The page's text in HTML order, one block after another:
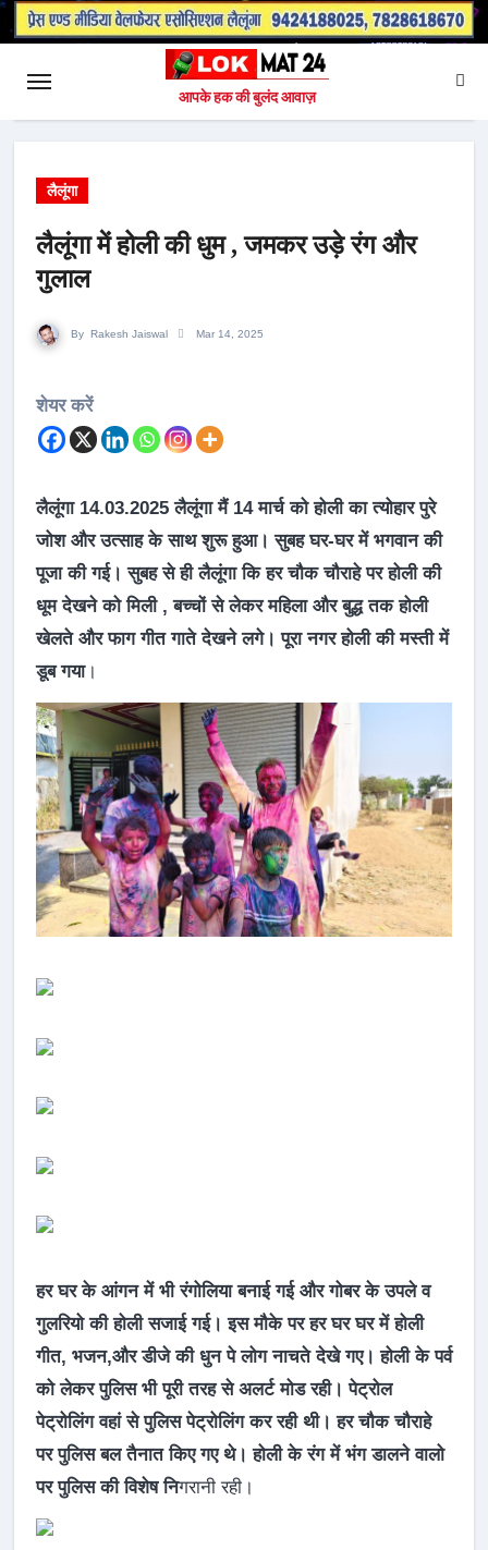
आपके हक की बुलंद आवाज़
लैलूंगा
लैलूंगा में होली की धुम , जमकर उड़े रंग और
गुलाल
By Rakesh Jaiswal Mar 14, 2025
शेयर करें
लैलूंगा 14.03.2025 लैलूंगा मैं 14 मार्च को होली का त्योहार पुरे
जोश और उत्साह के साथ शुरू हुआ। सुबह घर-घर में भगवान की
पूजा की गई। सुबह से ही लैलूंगा कि हर चौक चौराहे पर होली की
धूम देखने को मिली , बच्चों से लेकर महिला और बुद्ध तक होली
खेलते और फाग गीत गाते देखने लगे। पूरा नगर होली की मस्ती में
डूब गया।
हर घर के आंगन में भी रंगोलिया बनाई गई और गोबर के उपले व
गुलरियो की होली सजाई गई। इस मौके पर हर घर घर में होली
गीत, भजन,और डीजे की धुन पे लोग नाचते देखे गए। होली के पर्व
को लेकर पुलिस भी पूरी तरह से अलर्ट मोड रही। पेट्रोल
पेट्रोलिंग वहां से पुलिस पेट्रोलिंग कर रही थी। हर चौक चौराहे
पर पुलिस बल तैनात किए गए थे। होली के रंग में भंग डालने वालो
पर पुलिस की विशेष निगरानी रही।